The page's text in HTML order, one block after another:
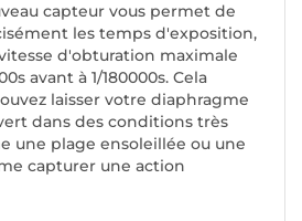
capteur vous permet de
les temps d'exposition,
d'obturation maximale
avant à 1/180000s. Cela
laisser votre diaphragme
dans des conditions très
une plage ensoleillée ou une
capturer une action